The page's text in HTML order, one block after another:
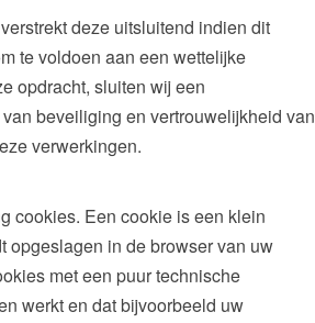
deze uitsluitend indien dit
te voldoen aan een wettelijke
opdracht, sluiten wij een
beveiliging en vertrouwelijkheid van
verwerkingen.
cookies. Een cookie is een klein
opgeslagen in de browser van uw
met een puur technische
werkt en dat bijvoorbeeld uw